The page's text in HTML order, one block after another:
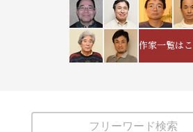
作家一覧は